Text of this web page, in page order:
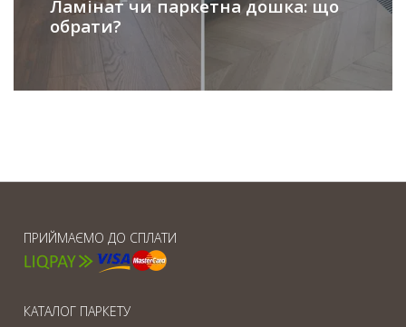
Ламінат чи паркетна дошка: що
обрати?
ПРИЙМАЄМО ДО СПЛАТИ
КАТАЛОГ ПАРКЕТУ